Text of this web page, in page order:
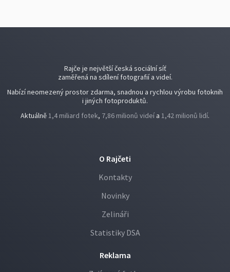
Rajče je největší česká sociální síť
zaměřená na sdílení fotografií a videí.
Nabízí neomezený prostor zdarma, snadnou a rychlou výrobu fotoknih
i jiných fotoproduktů.
Aktuálně1,4 miliard fotek, 7,86 milionů videí a 1,42 milionů lidí.
O Rajčeti
Kontakty
Novinky
Zelináři
Statistiky DSA
Reklama